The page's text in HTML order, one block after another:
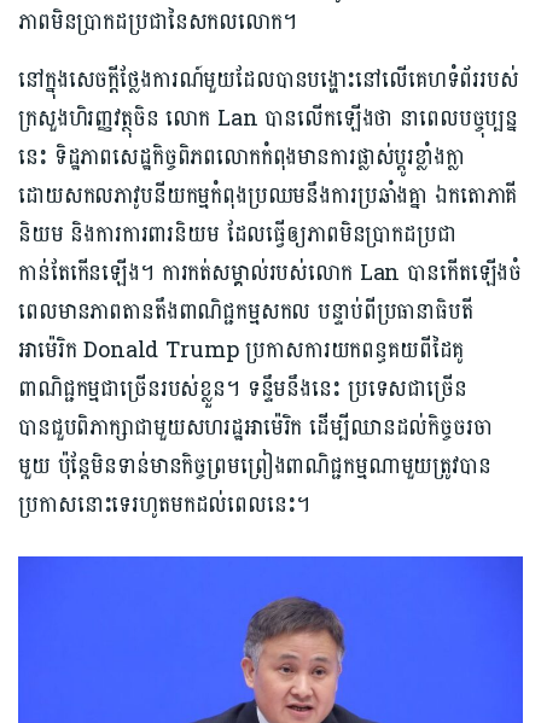
ភាពមិនប្រាកដប្រជានៃសកលលោក។
នៅក្នុងសេចក្តីថ្លែងការណ៍មួយដែលបានបង្ហោះនៅលើគេហទំព័ររបស់
ក្រសួងហិរញ្ញវត្ថុចិន លោក Lan បានលើកឡើងថា នាពេលបច្ចុប្បន្ន
នេះ ទិដ្ឋភាពសេដ្ឋកិច្ចពិភពលោកកំពុងមានការផ្លាស់ប្តូរខ្លាំងក្លា
ដោយសកលភាវូបនីយកម្មកំពុងប្រឈមនឹងការប្រឆាំងគ្នា ឯកតោភាគី
និយម និងការការពារនិយម ដែលធ្វើឲ្យភាពមិនប្រាកដប្រជា
កាន់តែកើនឡើង។ ការកត់សម្គាល់របស់លោក Lan បានកើតឡើងចំ
ពេលមានភាពតានតឹងពាណិជ្ជកម្មសកល បន្ទាប់ពីប្រធានាធិបតី
អាម៉េរិក Donald Trump ប្រកាសការយកពន្ធគយពីដៃគូ
ពាណិជ្ជកម្មជាច្រើនរបស់ខ្លួន។ ទន្ទឹមនឹងនេះ ប្រទេសជាច្រើន
បានជួបពិភាក្សាជាមួយសហរដ្ឋអាម៉េរិក ដើម្បីឈានដល់កិច្ចចរចា
មួយ ប៉ុន្តែមិនទាន់មានកិច្ចព្រមព្រៀងពាណិជ្ជកម្មណាមួយត្រូវបាន
ប្រកាសនោះទេរហូតមកដល់ពេលនេះ។